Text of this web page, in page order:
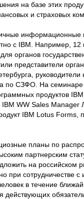
на базе этих
и страховых
информационные
с IBM. Например,
органов
представители
по СЗФО. На
продуктов
WW Sales
IBM Lotus
планы по
партнерским
на российском
при
в течение